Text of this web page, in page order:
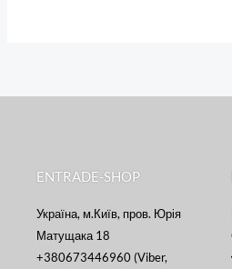
ENTRADE-SHOP
Україна, м.Київ, пров. Юрія
Матущака 18
+380673446960 (Viber,